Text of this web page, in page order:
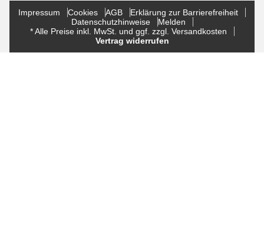
Impressum Cookies AGB
Erklärung zur Barrierefreiheit
Datenschutzhinweise
Melden
* Alle Preise inkl. MwSt. und ggf. zzgl. Versandkosten
Vertrag widerrufen